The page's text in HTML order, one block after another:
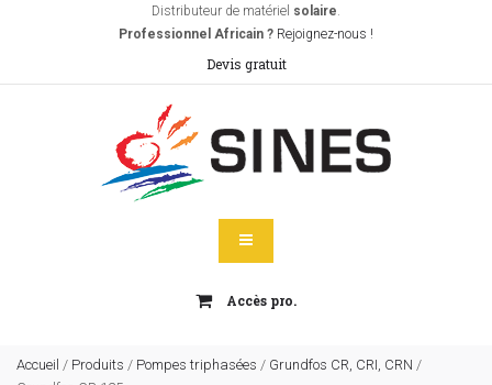
Distributeur de matériel solaire.
Professionnel Africain ? Rejoignez-nous !
Devis gratuit
Accès pro.
Accueil / Produits / Pompes triphasées / Grundfos CR, CRI, CRN /